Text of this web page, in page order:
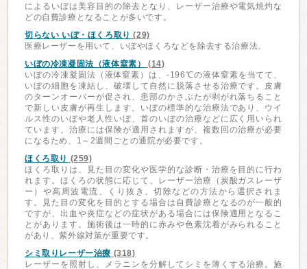
によるいぼは美容目的の除去となり、レーザー治療や電気焼灼な
どの自費診療となることが多いです。
切らない いぼ・ほくろ取り (29)
医療レーザーを用いて、いぼやほくろなどを除去する治療法。
いぼの冷凍凝固法（液体窒素）
(14)
いぼの冷凍凝固法（液体窒素）は、-196℃の液体窒素を当てて、
いぼの細胞を凍結し、破壊して自然に脱落させる治療です。皮膚
のターンオーバーが促され、患部のかさぶたが剥がれ落ちること
で新しい皮膚が再生します。いぼの標準的な治療法であり、ウイ
ルス性のいぼや老人性いぼ、首のいぼの治療などに広く用いられ
ています。治療には保険が適用されますが、複数回の治療が必要
になるため、1～2週間ごとの通院が必要です。
ほくろ取り (259)
ほくろ取りは、見た目の変化や医学的な診断・治療を目的に行わ
れます。ほくろの状態に応じて、レーザー治療（炭酸ガスレーザ
ー）や高周波電流、くり抜き、切除などの方法から選択されま
す。見た目の変化を目的とする場合は自費診療となるのが一般的
ですが、出血や炎症などの症状がある場合には保険適用となるこ
とがあります。施術後は一時的に赤みや色素沈着がみられること
があり、紫外線対策が重要です。
シミ取りレーザー治療 (318)
レーザーを照射し、メラニンを分解してシミを薄くする治療。施